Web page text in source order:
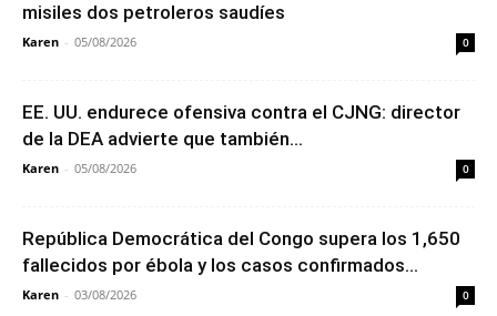
misiles dos petroleros saudíes
Karen - 05/08/2026 0
EE. UU. endurece ofensiva contra el CJNG: director
de la DEA advierte que también...
Karen - 05/08/2026 0
República Democrática del Congo supera los 1,650
fallecidos por ébola y los casos confirmados...
Karen - 03/08/2026 0